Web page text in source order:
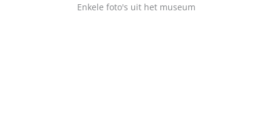
Enkele foto's uit het museum